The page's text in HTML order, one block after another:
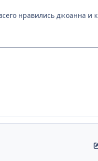
нравились джоанна и